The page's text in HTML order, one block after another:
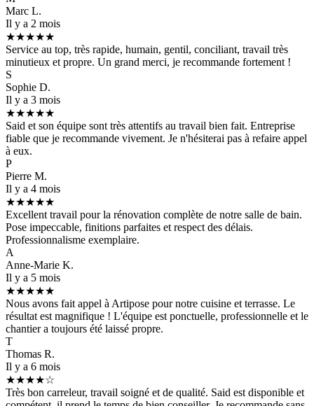
Marc L.
Il y a 2 mois
★★★★★
Service au top, très rapide, humain, gentil, conciliant, travail très
minutieux et propre. Un grand merci, je recommande fortement !
S
Sophie D.
Il y a 3 mois
★★★★★
Said et son équipe sont très attentifs au travail bien fait. Entreprise
fiable que je recommande vivement. Je n'hésiterai pas à refaire appel
à eux.
P
Pierre M.
Il y a 4 mois
★★★★★
Excellent travail pour la rénovation complète de notre salle de bain.
Pose impeccable, finitions parfaites et respect des délais.
Professionnalisme exemplaire.
A
Anne-Marie K.
Il y a 5 mois
★★★★★
Nous avons fait appel à Artipose pour notre cuisine et terrasse. Le
résultat est magnifique ! L'équipe est ponctuelle, professionnelle et le
chantier a toujours été laissé propre.
T
Thomas R.
Il y a 6 mois
★★★★☆
Très bon carreleur, travail soigné et de qualité. Said est disponible et